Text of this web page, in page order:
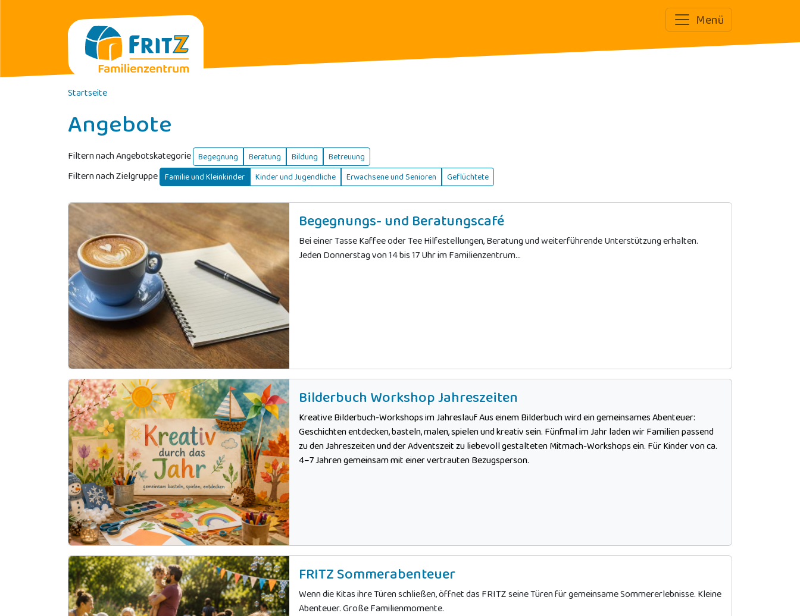
Menü
Startseite
Angebote
Filtern nach Angebotskategorie Begegnung Beratung Bildung Betreuung
Filtern nach Zielgruppe Familie und Kleinkinder Kinder und Jugendliche Erwachsene und Senioren Geflüchtete
Begegnungs- und Beratungscafé
Bei einer Tasse Kaffee oder Tee Hilfestellungen, Beratung und weiterführende Unterstützung erhalten.
Jeden Donnerstag von 14 bis 17 Uhr im Familienzentrum...
Bilderbuch Workshop Jahreszeiten
Kreative Bilderbuch-Workshops im Jahreslauf Aus einem Bilderbuch wird ein gemeinsames Abenteuer:
Geschichten entdecken, basteln, malen, spielen und kreativ sein. Fünfmal im Jahr laden wir Familien passend
zu den Jahreszeiten und der Adventszeit zu liebevoll gestalteten Mitmach-Workshops ein. Für Kinder von ca.
4–7 Jahren gemeinsam mit einer vertrauten Bezugsperson.
FRITZ Sommerabenteuer
Wenn die Kitas ihre Türen schließen, öffnet das FRITZ seine Türen für gemeinsame Sommererlebnisse. Kleine
Abenteuer. Große Familienmomente.